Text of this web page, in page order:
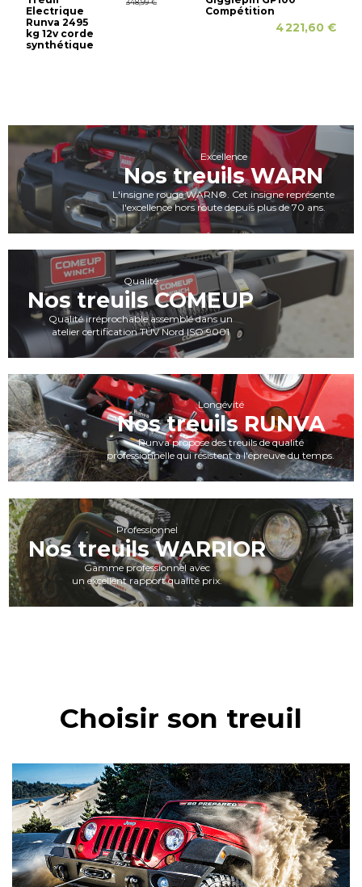
Electrique
Runva 2495
kg 12v corde
synthétique
348,99 €
Compétition
4 221,60 €
Excellence
Nos treuils WARN
L'insigne rouge WARN®. Cet insigne représente
l'excellence hors route depuis plus de 70 ans.
Qualité
Nos treuils COMEUP
Qualité irréprochable assemblé dans un
atelier certification TÜV Nord ISO 9001
Longévité
Nos treuils RUNVA
Runva propose des treuils de qualité
professionnelle qui résistent à l'épreuve du temps.
Professionnel
Nos treuils WARRIOR
Gamme professionnel avec
un excellent rapport qualité prix.
Choisir son treuil